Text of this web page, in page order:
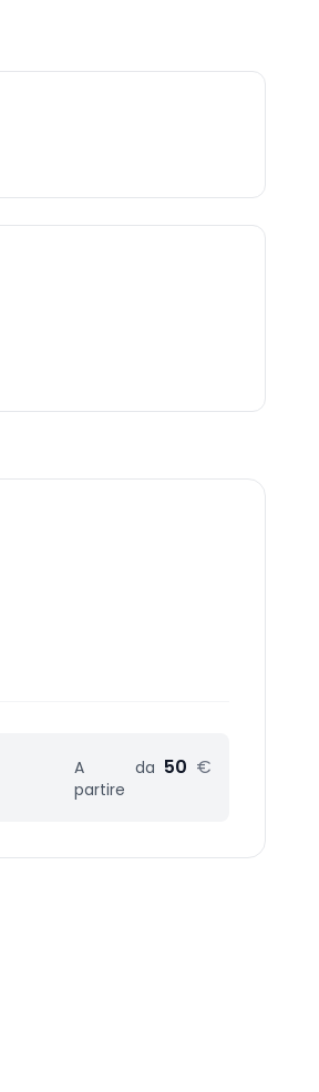
A
partire
da 50 €